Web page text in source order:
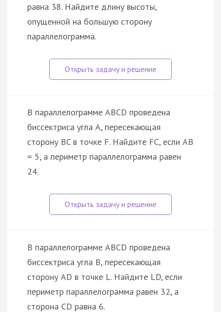
равна 38. Найдите длину высоты,
опущенной на большую сторону
параллелограмма.
В параллелограмме ABCD проведена
биссектриса угла A, пересекающая
сторону BC в точке F. Найдите FC, если AB
= 5, а периметр параллелограмма равен
24.
В параллелограмме ABCD проведена
биссектриса угла B, пересекающая
сторону AD в точке L. Найдите LD, если
периметр параллелограмма равен 32, а
сторона CD равна 6.